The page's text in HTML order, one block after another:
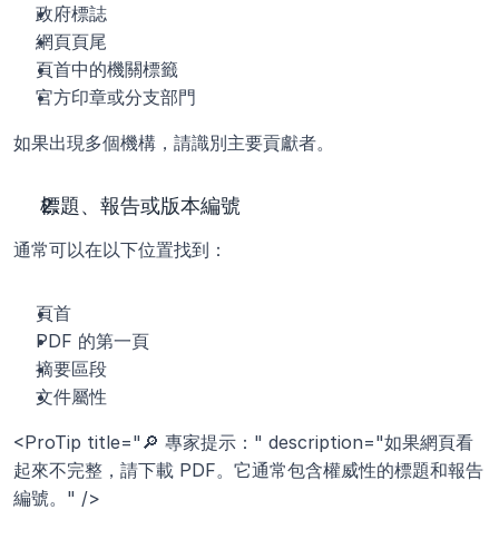
政府標誌
網頁頁尾
頁首中的機關標籤
官方印章或分支部門
如果出現多個機構，請識別主要貢獻者。
標題、報告或版本編號
通常可以在以下位置找到：
頁首
PDF 的第一頁
摘要區段
文件屬性
<ProTip title="🔎 專家提示：" description="如果網頁看
起來不完整，請下載 PDF。它通常包含權威性的標題和報告
編號。" />